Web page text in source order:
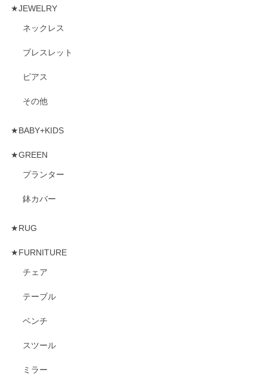
★JEWELRY
ネックレス
ブレスレット
ピアス
その他
★BABY+KIDS
★GREEN
プランター
鉢カバー
★RUG
★FURNITURE
チェア
テーブル
ベンチ
スツール
ミラー